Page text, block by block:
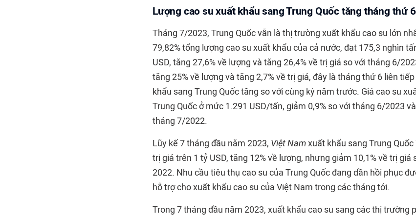
Lượng cao su xuất khẩu sang Trung Quốc tăng tháng thứ
Tháng 7/2023, Trung Quốc vẫn là thị trường xuất khẩu cao su lớn
79,82% tổng lượng cao su xuất khẩu của cả nước, đạt 175,3 nghìn
USD, tăng 27,6% về lượng và tăng 26,4% về trị giá so với tháng 6/
tăng 25% về lượng và tăng 2,7% về trị giá, đây là tháng thứ 6 liên
khẩu sang Trung Quốc tăng so với cùng kỳ năm trước. Giá cao su
Trung Quốc ở mức 1.291 USD/tấn, giảm 0,9% so với tháng 6/2023
tháng 7/2022.
Lũy kế 7 tháng đầu năm 2023, Việt Namxuất khẩu sang Trung
trị giá trên 1 tỷ USD, tăng 12% về lượng, nhưng giảm 10,1% về trị giá
2022. Nhu cầu tiêu thụ cao su của Trung Quốc đang dần hồi phục
hỗ trợ cho xuất khẩu cao su của Việt Nam trong các tháng tới.
Trong 7 tháng đầu năm 2023, xuất khẩu cao su sang các thị trường